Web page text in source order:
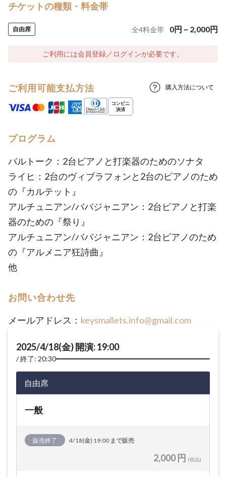
チケットの種類・料金帯
自由席 全4料金帯 0円 ~ 2,000円
ご利用には会員登録／ログインが必要です。
ご利用可能支払方法 購入方法について
プログラム
バルトーク：2台ピアノと打楽器のためのソナタ
ライヒ：2台のヴィブラフォンと2台のピアノのため
の『カルテット』
アルチュニアン/ババジャニアン：2台ピアノと打楽
器のための『祭り』
アルチュニアン/ババジャニアン：2台ピアノのため
の『アルメニア狂詩曲』
他
お問い合わせ先
メールアドレス： keysmallets.info@gmail.com
2025/4/18(金) 開演: 19:00
終了: 20:30
自由席
一般
販売終了 4/18(金) 19:00 まで販売
2,000 円 (税込)